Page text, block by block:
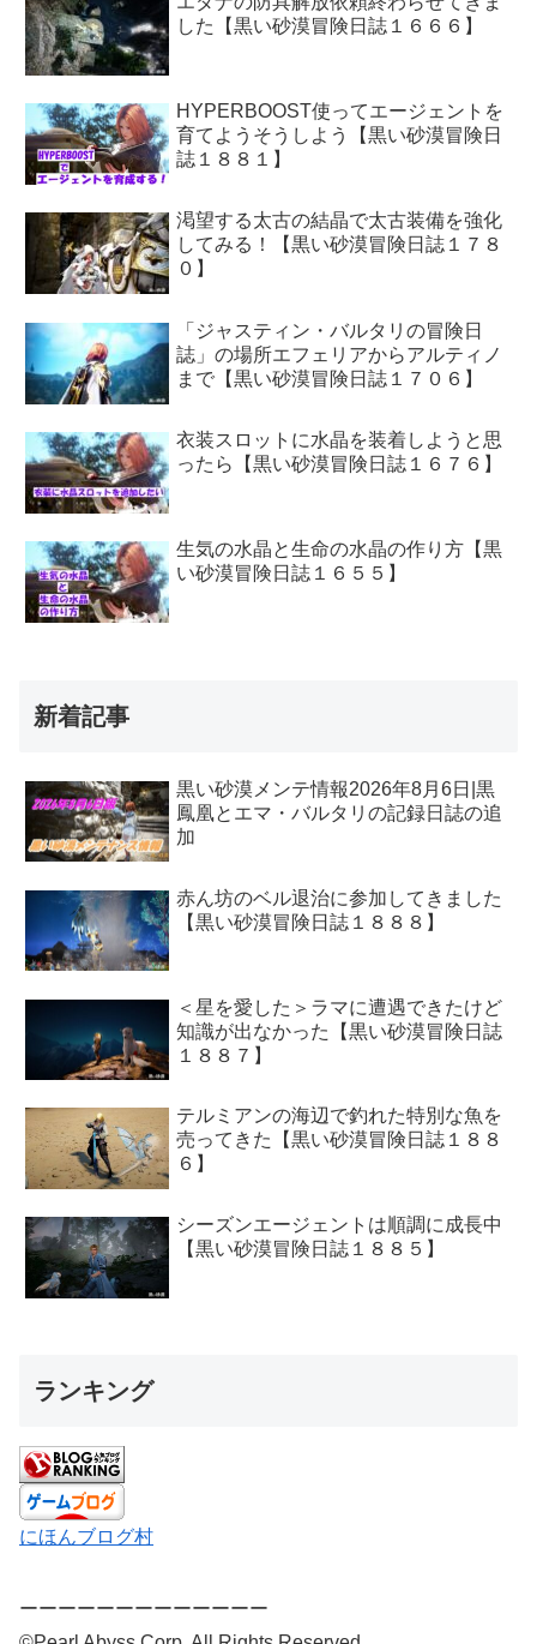
した【黒い砂漠冒険日誌１６６６】
HYPERBOOST使ってエージェントを
育てようそうしよう【黒い砂漠冒険日
誌１８８１】
渇望する太古の結晶で太古装備を強化
してみる！【黒い砂漠冒険日誌１７８
０】
「ジャスティン・バルタリの冒険日
誌」の場所エフェリアからアルティノ
まで【黒い砂漠冒険日誌１７０６】
衣装スロットに水晶を装着しようと思
ったら【黒い砂漠冒険日誌１６７６】
生気の水晶と生命の水晶の作り方【黒
い砂漠冒険日誌１６５５】
新着記事
黒い砂漠メンテ情報2026年8月6日|黒
鳳凰とエマ・バルタリの記録日誌の追
加
赤ん坊のベル退治に参加してきました
【黒い砂漠冒険日誌１８８８】
＜星を愛した＞ラマに遭遇できたけど
知識が出なかった【黒い砂漠冒険日誌
１８８７】
テルミアンの海辺で釣れた特別な魚を
売ってきた【黒い砂漠冒険日誌１８８
６】
シーズンエージェントは順調に成長中
【黒い砂漠冒険日誌１８８５】
ランキング
にほんブログ村
ーーーーーーーーーーーーー